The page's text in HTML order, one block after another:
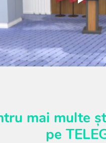
mai multe
pe